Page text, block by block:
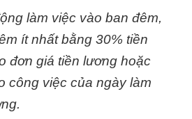
làm việc vào ban đêm,
ít nhất bằng 30% tiền
đơn giá tiền lương hoặc
công việc của ngày làm